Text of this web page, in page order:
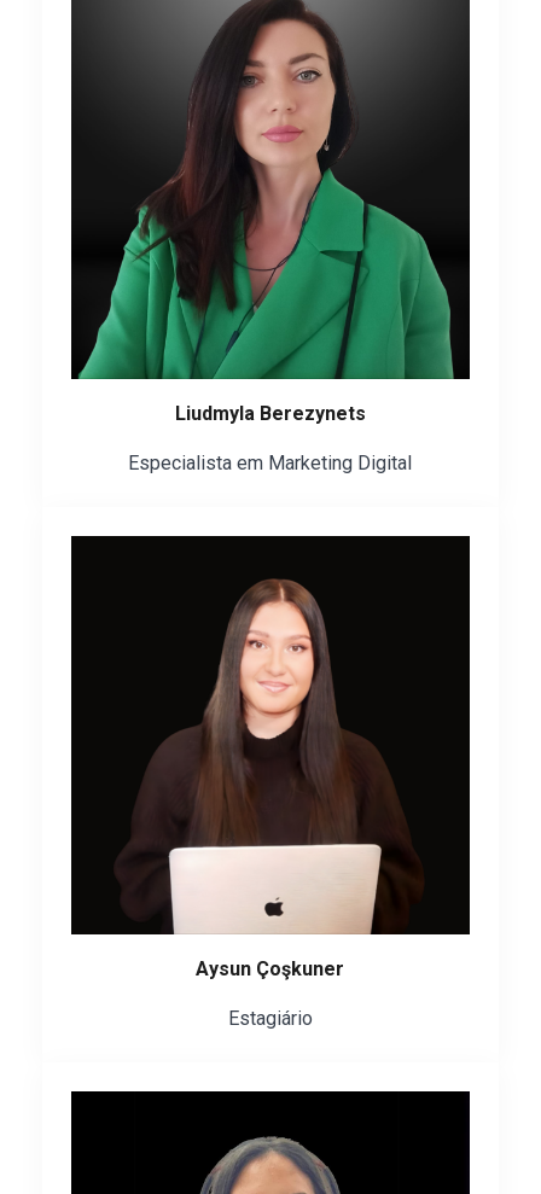
Liudmyla Berezynets
Especialista em Marketing Digital
Aysun Çoşkuner
Estagiário